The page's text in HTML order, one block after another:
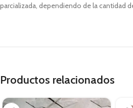
parcializada, dependiendo de la cantidad
Productos relacionados